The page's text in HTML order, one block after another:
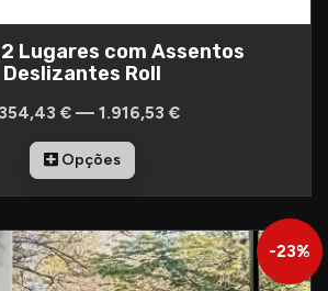
Lugares com Assentos
Deslizantes Roll
€ — 1.916,53 €
Opções
-23%